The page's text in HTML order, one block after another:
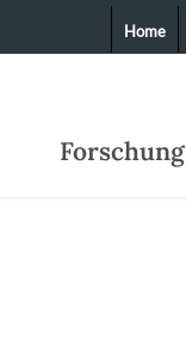
Forschung
Home